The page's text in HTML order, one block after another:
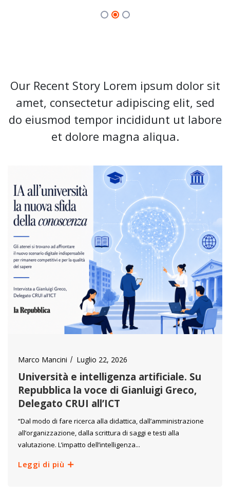
Our Recent Story Lorem ipsum dolor sit
amet, consectetur adipiscing elit, sed
do eiusmod tempor incididunt ut labore
et dolore magna aliqua.
Marco Mancini Luglio 22, 2026
Università e intelligenza artificiale. Su
Repubblica la voce di Gianluigi Greco,
Delegato CRUI all’ICT
“Dal modo di fare ricerca alla didattica, dall’amministrazione
all’organizzazione, dalla scrittura di saggi e testi alla
valutazione. L’impatto dell’intelligenza...
Leggi di più